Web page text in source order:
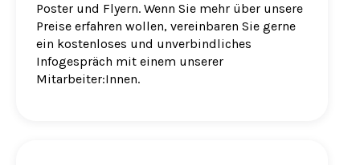
Poster und Flyern. Wenn Sie mehr über unsere
Preise erfahren wollen, vereinbaren Sie gerne
ein kostenloses und unverbindliches
Infogespräch mit einem unserer
Mitarbeiter:Innen.